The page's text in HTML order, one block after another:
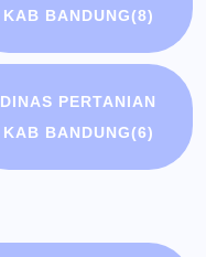
KAB BANDUNG(8)
DINAS PERTANIAN
KAB BANDUNG(6)